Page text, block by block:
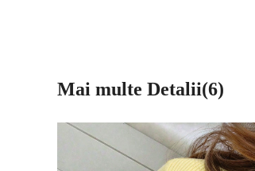
Mai multe Detalii(6)